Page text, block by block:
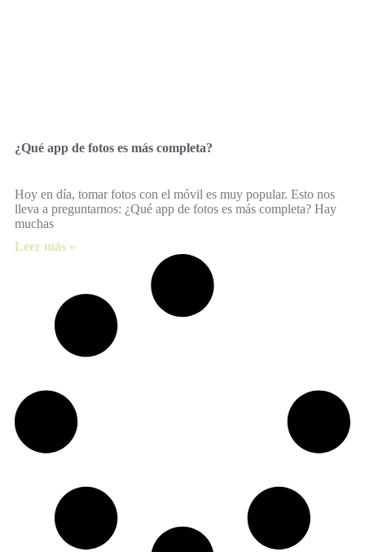
¿Qué app de fotos es más completa?
Hoy en día, tomar fotos con el móvil es muy popular. Esto nos
lleva a preguntarnos: ¿Qué app de fotos es más completa? Hay
muchas
Leer más »